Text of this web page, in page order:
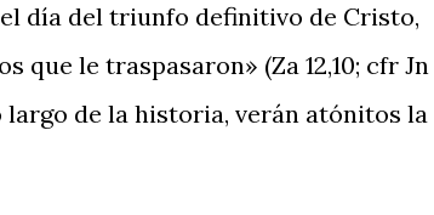
el día del triunfo definitivo de Cristo,
que le traspasaron» (Za 12,10; cfr Jn
largo de la historia, verán atónitos la